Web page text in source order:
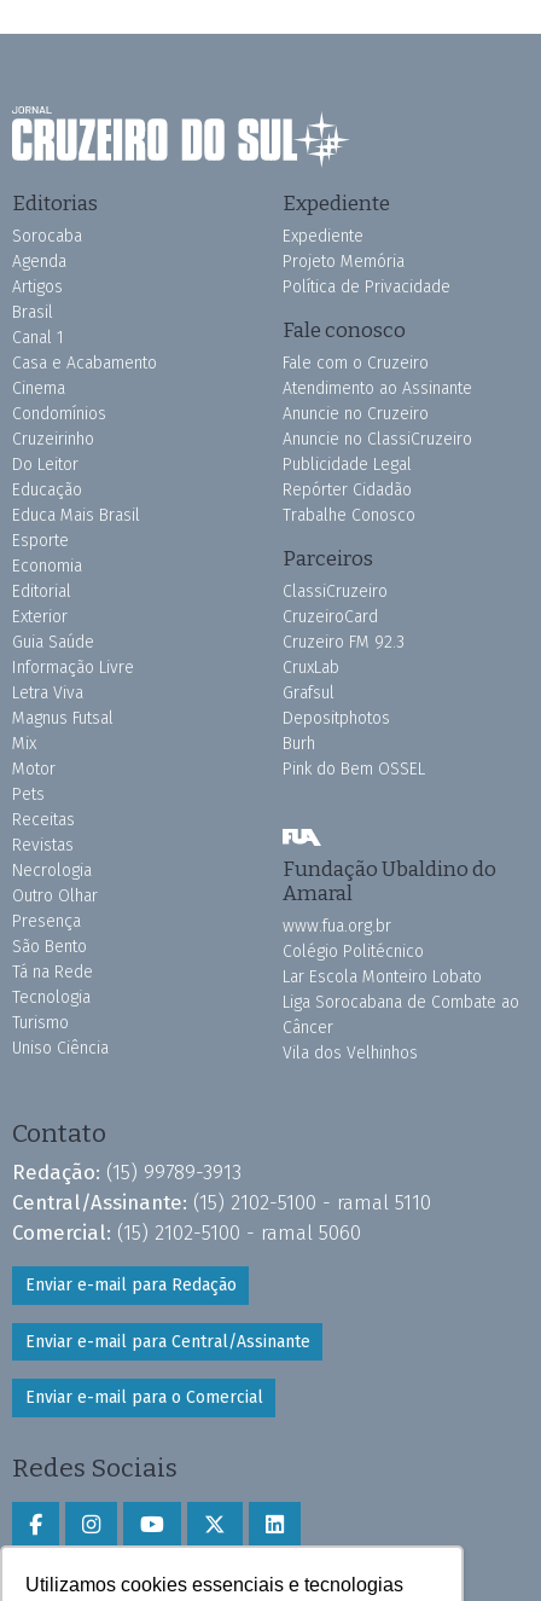
Utilizamos cookies essenciais e tecnologias
Editorias
Sorocaba
Agenda
Artigos
Brasil
Canal 1
Casa e Acabamento
Cinema
Condomínios
Cruzeirinho
Do Leitor
Educação
Educa Mais Brasil
Esporte
Economia
Editorial
Exterior
Guia Saúde
Informação Livre
Letra Viva
Magnus Futsal
Mix
Motor
Pets
Receitas
Revistas
Necrologia
Outro Olhar
Presença
São Bento
Tá na Rede
Tecnologia
Turismo
Uniso Ciência
Expediente
Expediente
Projeto Memória
Política de Privacidade
Fale conosco
Fale com o Cruzeiro
Atendimento ao Assinante
Anuncie no Cruzeiro
Anuncie no ClassiCruzeiro
Publicidade Legal
Repórter Cidadão
Trabalhe Conosco
Parceiros
ClassiCruzeiro
CruzeiroCard
Cruzeiro FM 92.3
CruxLab
Grafsul
Depositphotos
Burh
Pink do Bem OSSEL
Fundação Ubaldino do
Amaral
www.fua.org.br
Colégio Politécnico
Lar Escola Monteiro Lobato
Liga Sorocabana de Combate ao
Câncer
Vila dos Velhinhos
Contato
Redação: (15) 99789-3913
Central/Assinante: (15) 2102-5100 - ramal 5110
Comercial: (15) 2102-5100 - ramal 5060
Enviar e-mail para Redação
Enviar e-mail para Central/Assinante
Enviar e-mail para o Comercial
Redes Sociais